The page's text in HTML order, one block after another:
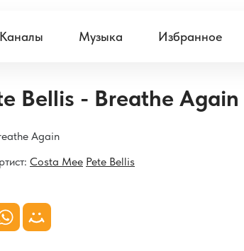
Каналы Музыка Избранное
Bellis - Breathe Again
Again
Costa Mee Pete Bellis